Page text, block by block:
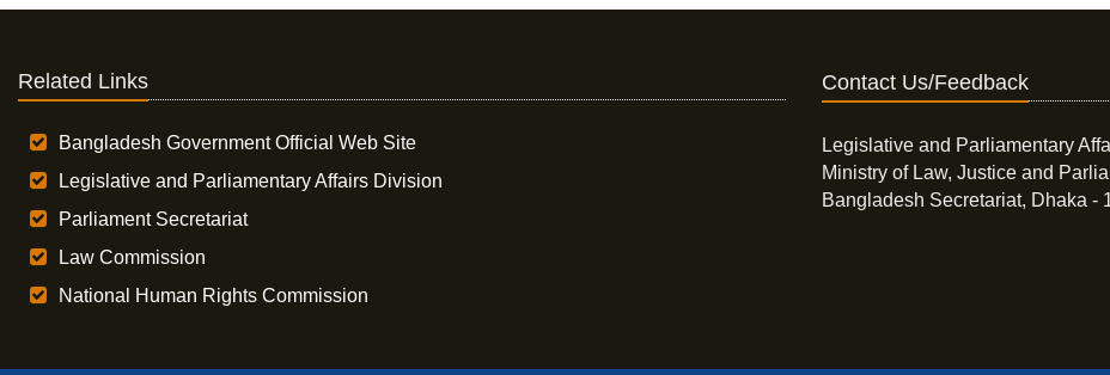
Related Links
Bangladesh Government Official Web Site
Legislative and Parliamentary Affairs Division
Parliament Secretariat
Law Commission
National Human Rights Commission
Contact Us/Feedback
Legislative and Parliamentary
Ministry of Law, Justice and
Bangladesh Secretariat, Dhaka -